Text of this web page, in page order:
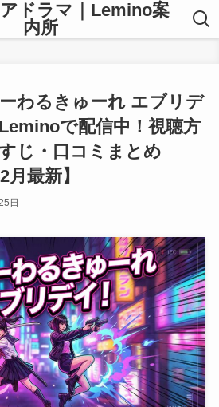
ドラマ｜Lemino案
内所
ーわるきゅーれ エブリデ
で配信中！視聴方
じ・口コミまとめ
月最新】
日